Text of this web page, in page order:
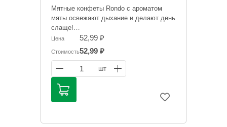
Мятные конфеты Rondo с ароматом
мяты освежают дыхание и делают день
слаще!
Информация на сайте о товарах носит
справочный характер и не является
публичной офертой. Цена может
меняться.
Цена 52,99 ₽
Стоимость52,99 ₽
1 шт